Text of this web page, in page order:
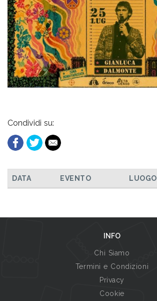
Condividi su:
DATA EVENTO LUOGO
INFO
Chi Siamo
Termini e Condizioni
Privacy
Cookie